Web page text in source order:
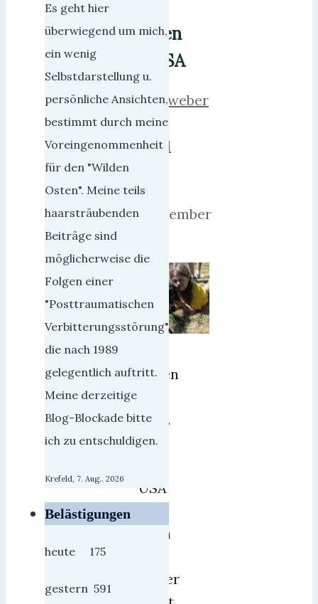
den
USA
herrweber
1.
April
9.
September
haben
2018.
In
USA
Utah
erster
Es geht hier
überwiegend um mich,
ein wenig
Selbstdarstellung u.
persönliche Ansichten,
bestimmt durch meine
Voreingenommenheit
für den "Wilden
Osten". Meine teils
haarsträubenden
Beiträge sind
möglicherweise die
Folgen einer
"Posttraumatischen
Verbitterungsstörung",
die nach 1989
gelegentlich auftritt.
Meine derzeitige
Blog-Blockade bitte
ich zu entschuldigen.
Krefeld, 7. Aug.. 2026
Belästigungen
heute 175
gestern 591